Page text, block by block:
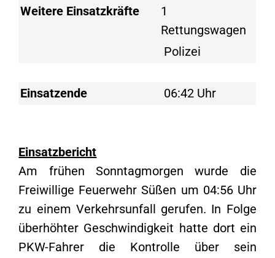
Weitere Einsatzkräfte
1
Rettungswagen
Polizei
Einsatzende 06:42 Uhr
Einsatzbericht
Am frühen Sonntagmorgen wurde die
Freiwillige Feuerwehr Süßen um 04:56 Uhr
zu einem Verkehrsunfall gerufen. In Folge
überhöhter Geschwindigkeit hatte dort ein
PKW-Fahrer die Kontrolle über sein